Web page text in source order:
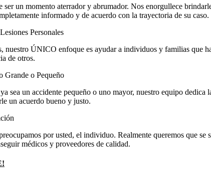
ser un momento aterrador y abrumador. Nos enorgullece
informado y de acuerdo con la trayectoria de su caso.
Personales
nuestro ÚNICO enfoque es ayudar a individuos y familias que
de otros.
Grande o Pequeño
sea un accidente pequeño o uno mayor, nuestro equipo
un acuerdo bueno y justo.
por usted, el individuo. Realmente queremos que
médicos y proveedores de calidad.